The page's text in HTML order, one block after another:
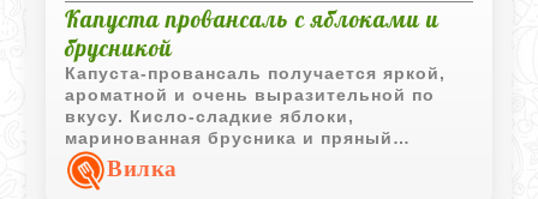
Капуста провансаль с яблоками и
брусникой
Капуста-провансаль получается яркой,
ароматной и очень выразительной по
вкусу. Кисло-сладкие яблоки,
маринованная брусника и пряный
фруктовый маринад делают обычную
квашеную капусту более праздничной и
Вилка